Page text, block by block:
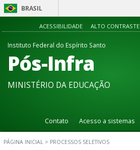
BRASIL
ACESSIBILIDADE ALTO CONTRASTE
Instituto Federal do Espírito Santo
Pós-Infra
MINISTÉRIO DA EDUCAÇÃO
Contato Acesso a sistemas
PÁGINA INICIAL > PROCESSOS SELETIVOS